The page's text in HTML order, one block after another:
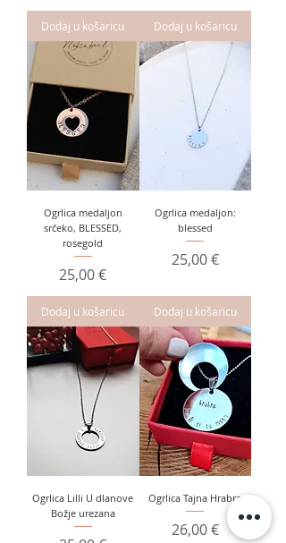
Dodaj u košaricu Dodaj u košaricu
Ogrlica medaljon
srčeko, BLESSED,
rosegold
Cijena
25,00 €
Dodaj u košaricu
Ogrlica medaljon:
blessed
Cijena
25,00 €
Dodaj u košaricu
Ogrlica Lilli U dlanove
Božje urezana
Ogrlica Tajna Hrabra
Cijena
26,00 €